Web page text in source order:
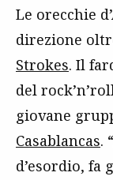
Le orecchie
direzione
Strokes. Il
del
giovane
Casablancas. “
d’esordio, fa